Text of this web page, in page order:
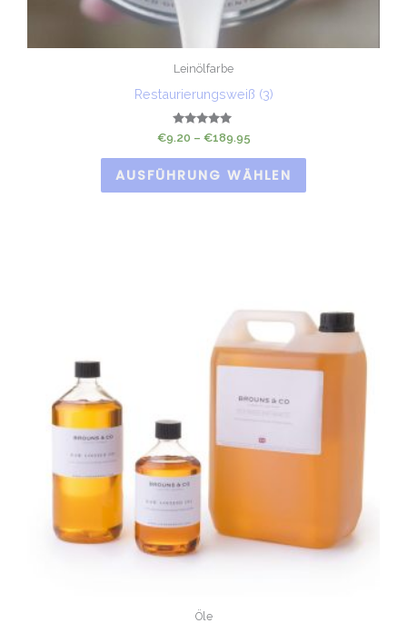
Leinölfarbe
Restaurierungsweiß (3)
Bewertet
mit
5.00
von 5
€9.20 – €189.95
AUSFÜHRUNG WÄHLEN
Öle